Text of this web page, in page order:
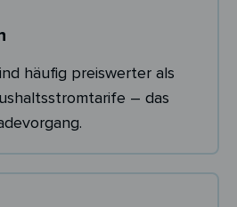
häufig preiswerter als
– das